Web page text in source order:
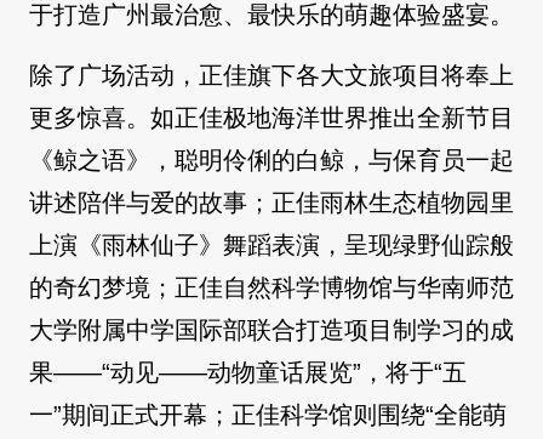
于打造广州最治愈、最快乐的萌趣体验盛宴。
除了广场活动，正佳旗下各大文旅项目将奉上
更多惊喜。如正佳极地海洋世界推出全新节目
《鲸之语》，聪明伶俐的白鲸，与保育员一起
讲述陪伴与爱的故事；正佳雨林生态植物园里
上演《雨林仙子》舞蹈表演，呈现绿野仙踪般
的奇幻梦境；正佳自然科学博物馆与华南师范
大学附属中学国际部联合打造项目制学习的成
果——“动见——动物童话展览”，将于“五
一”期间正式开幕；正佳科学馆则围绕“全能萌